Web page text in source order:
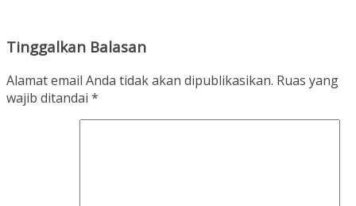
Tinggalkan Balasan
Alamat email Anda tidak akan dipublikasikan. Ruas yang
wajib ditandai *